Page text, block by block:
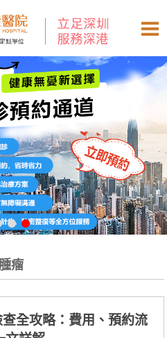
瘤
全攻略：費用、預約流